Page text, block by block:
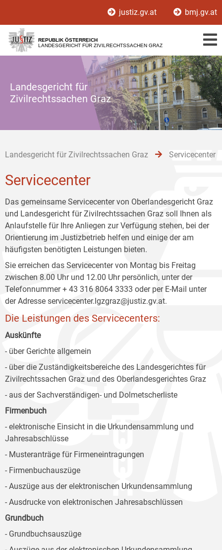
[1]
[2]
[3]
justiz.gv.at bmj.gv.at
REPUBLIK ÖSTERREICH
LANDESGERICHT FÜR ZIVILRECHTSSACHEN GRAZ
Landesgericht für
Zivilrechtssachen Graz
Landesgericht für Zivilrechtssachen Graz Servicecenter
Servicecenter
Das gemeinsame Servicecenter von Oberlandesgericht Graz
und Landesgericht für Zivilrechtssachen Graz soll Ihnen als
Anlaufstelle für Ihre Anliegen zur Verfügung stehen, bei der
Orientierung im Justizbetrieb helfen und einige der am
häufigsten benötigten Leistungen bieten.
Sie erreichen das Servicecenter von Montag bis Freitag
zwischen 8.00 Uhr und 12.00 Uhr persönlich, unter der
Telefonnummer + 43 316 8064 3333 oder per E-Mail unter
der Adresse servicecenter.lgzgraz@justiz.gv.at.
Die Leistungen des Servicecenters:
Auskünfte
- über Gerichte allgemein
- über die Zuständigkeitsbereiche des Landesgerichtes für
Zivilrechtssachen Graz und des Oberlandesgerichtes Graz
- aus der Sachverständigen- und Dolmetscherliste
Firmenbuch
- elektronische Einsicht in die Urkundensammlung und
Jahresabschlüsse
- Musteranträge für Firmeneintragungen
- Firmenbuchauszüge
- Auszüge aus der elektronischen Urkundensammlung
- Ausdrucke von elektronischen Jahresabschlüssen
Grundbuch
- Grundbuchsauszüge